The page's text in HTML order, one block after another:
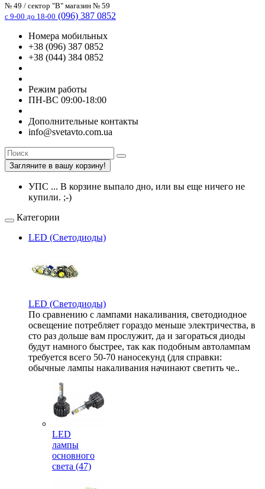
№ 49 / сектор "В" магазин № 59
с 9-00 до 18-00 (096) 387 0852
Номера мобильных
+38 (096) 387 0852
+38 (044) 384 0852
Режим работы
ПН-ВС 09:00-18:00
Дополнительные контакты
info@svetavto.com.ua
Загляните в вашу корзину!
УПС ... В корзине выпало дно, или вы еще ничего не
купили. ;-)
Категории
LED (Светодиоды)
LED (Светодиоды)
По сравнению с лампами накаливания, светодиодное
освещение потребляет гораздо меньше электричества, в
сто раз дольше вам прослужит, да и загораться диоды
будут намного быстрее, так как подобным автолампам
требуется всего 50-70 наносекунд (для справки:
обычные лампы накаливания начинают светить че..
LED
лампы
основного
света (47)